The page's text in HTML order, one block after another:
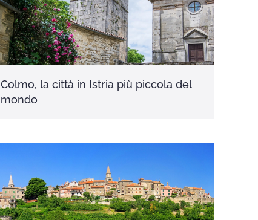
Colmo, la città in Istria più piccola del
mondo